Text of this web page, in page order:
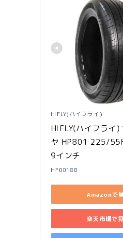
HIFLY(ハイフライ)
HIFLY(ハイフライ)
ヤ HP801 225/
9インチ
HF00188
Amazonで
楽天市場で